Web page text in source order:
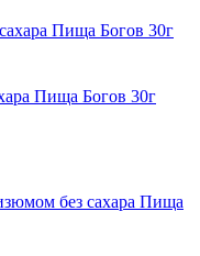
Пища Богов 30г